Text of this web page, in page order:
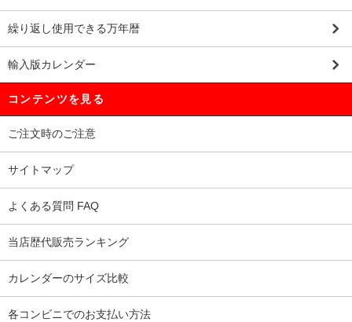
繰り返し使用できる万年暦
輸入版カレンダー
コンテンツを見る
ご注文時のご注意
サイトマップ
よくある質問 FAQ
当店歴代販売ランキング
カレンダーのサイズ比較
各コンビニでのお支払い方法